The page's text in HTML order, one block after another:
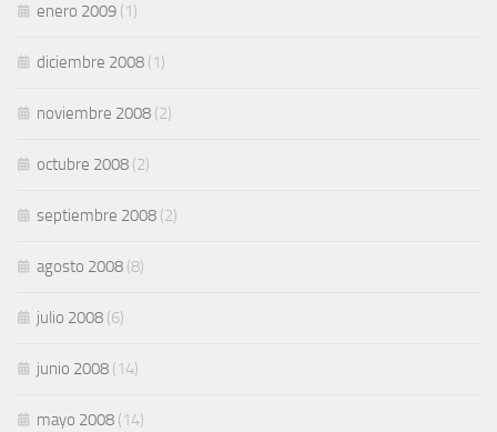
enero 2009 (1)
diciembre 2008 (1)
noviembre 2008 (2)
octubre 2008 (2)
septiembre 2008 (2)
agosto 2008 (8)
julio 2008 (6)
junio 2008 (14)
mayo 2008 (14)